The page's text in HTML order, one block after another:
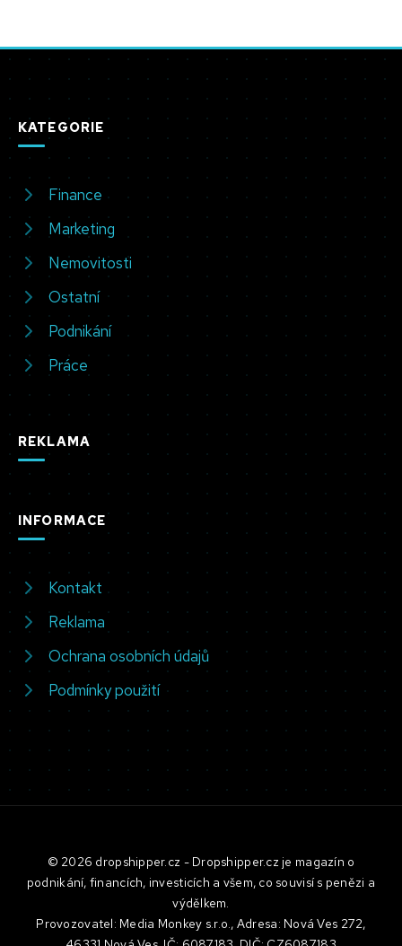
KATEGORIE
Finance
Marketing
Nemovitosti
Ostatní
Podnikání
Práce
REKLAMA
INFORMACE
Kontakt
Reklama
Ochrana osobních údajů
Podmínky použití
© 2026 dropshipper.cz - Dropshipper.cz je magazín o
podnikání, financích, investicích a všem, co souvisí s penězi a
výdělkem.
Provozovatel: Media Monkey s.r.o., Adresa: Nová Ves 272,